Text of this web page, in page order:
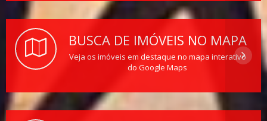
BUSCA DE IMÓVEIS NO MAPA
Veja os imóveis em destaque no mapa interativo
do Google Maps